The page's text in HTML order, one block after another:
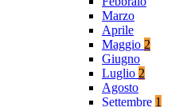
Marzo
Aprile
Maggio 2
Giugno
Luglio 2
Agosto
Settembre 1